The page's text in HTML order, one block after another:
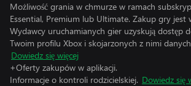
Możliwość grania w chmurze w ramach
Essential, Premium lub Ultimate. Zakup gry jest
Wydawcy uruchamianych gier uzyskują dostęp
Twoim profilu Xbox i skojarzonych z nimi
Dowiedz się więcej
+Oferty zakupów w aplikacji.
Informacje o kontroli rodzicielskiej. Dowiedz się